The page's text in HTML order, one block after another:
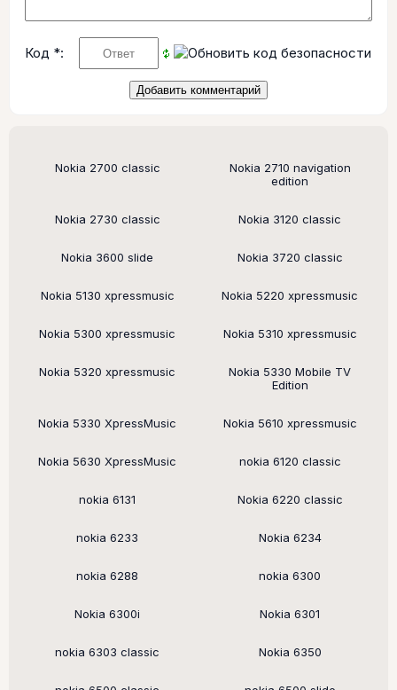
Код *:
Поддерживаемые модели
Nokia 2700 classic
Nokia 2710 navigation
edition
Nokia 2730 classic Nokia 3120 classic
Nokia 3600 slide Nokia 3720 classic
Nokia 5130 xpressmusic Nokia 5220 xpressmusic
Nokia 5300 xpressmusic Nokia 5310 xpressmusic
Nokia 5320 xpressmusic
Nokia 5330 Mobile TV
Edition
Nokia 5330 XpressMusic Nokia 5610 xpressmusic
Nokia 5630 XpressMusic nokia 6120 classic
nokia 6131 Nokia 6220 classic
nokia 6233 Nokia 6234
nokia 6288 nokia 6300
Nokia 6300i Nokia 6301
nokia 6303 classic Nokia 6350